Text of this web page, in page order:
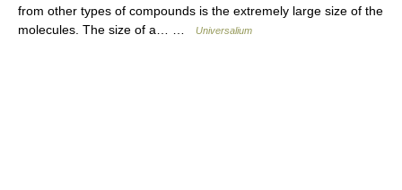
from other types of compounds is the extremely large size of the
molecules. The size of a… …
Universalium